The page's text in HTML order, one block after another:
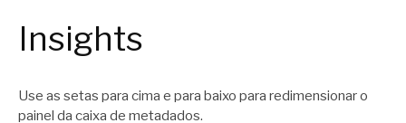
Insights
Use as setas para cima e para baixo para redimensionar o
painel da caixa de metadados.